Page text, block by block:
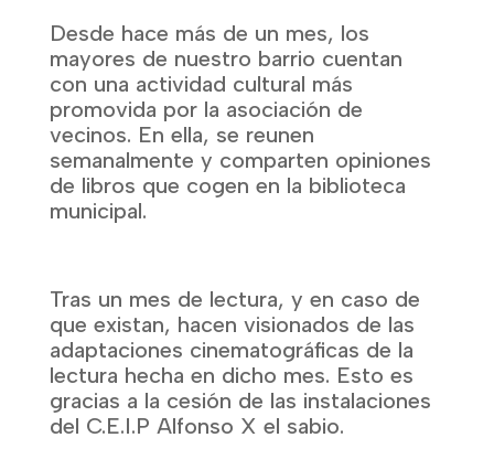
Desde hace más de un mes, los
mayores de nuestro barrio cuentan
con una actividad cultural más
promovida por la asociación de
vecinos. En ella, se reunen
semanalmente y comparten opiniones
de libros que cogen en la biblioteca
municipal.
Tras un mes de lectura, y en caso de
que existan, hacen visionados de las
adaptaciones cinematográficas de la
lectura hecha en dicho mes. Esto es
gracias a la cesión de las instalaciones
del C.E.I.P Alfonso X el sabio.